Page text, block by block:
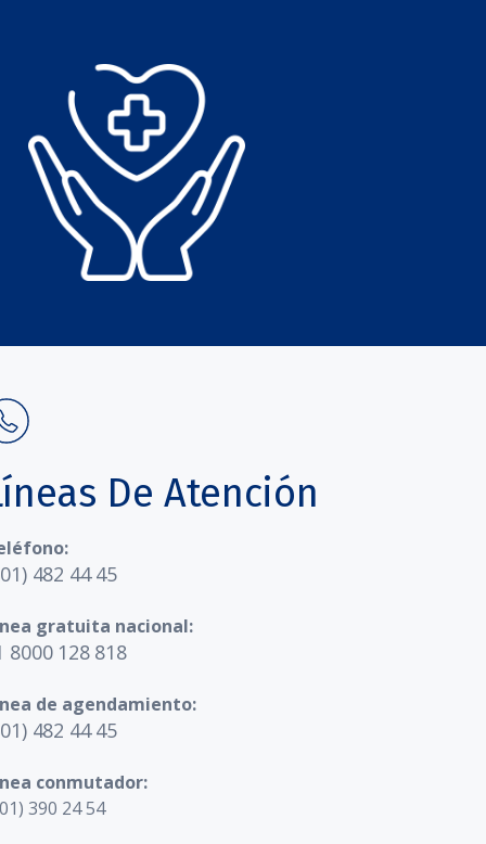
De Atención
482 44 45
gratuita nacional:
8000 128 818
de agendamiento:
482 44 45
conmutador:
390 24 54